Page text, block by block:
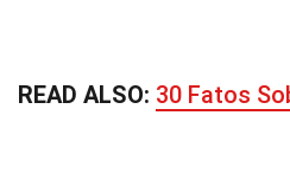
READ ALSO: 30 Fatos